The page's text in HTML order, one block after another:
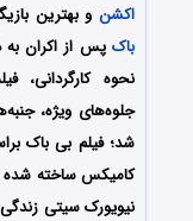
اکشن و بهترین
باک پس از اکران به
نحوه کارگردانی،
جلوه‌های ویژه،
شد؛ فیلم بی باک
کامیکس ساخته شده
نیویورک سیتی